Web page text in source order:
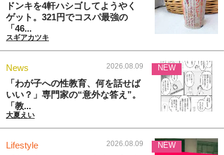
ドンキを4軒ハシゴしてようやく
ゲット。321円でコスパ最強の
「46...
スギアカツキ
News 2026.08.09
「わが子への性教育、何を話せば
いい？」専門家の“意外な答え”。
「教...
大夏えい
NEW
Lifestyle 2026.08.09 NEW